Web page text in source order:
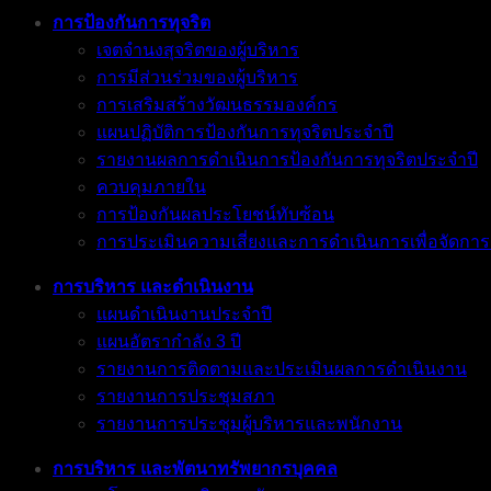
การป้องกันการทุจริต
เจตจำนงสุจริตของผู้บริหาร
การมีส่วนร่วมของผู้บริหาร
การเสริมสร้างวัฒนธรรมองค์กร
แผนปฏิบัติการป้องกันการทุจริตประจำปี
รายงานผลการดำเนินการป้องกันการทุจริตประจำปี
ควบคุมภายใน
การป้องกันผลประโยชน์ทับซ้อน
การประเมินความเสี่ยงและการดำเนินการเพื่อจัดกา
การบริหาร และดำเนินงาน
แผนดำเนินงานประจำปี
แผนอัตรากำลัง 3 ปี
รายงานการติดตามและประเมินผลการดำเนินงาน
รายงานการประชุมสภา
รายงานการประชุมผู้บริหารและพนักงาน
การบริหาร และพัตนาทรัพยากรบุคคล